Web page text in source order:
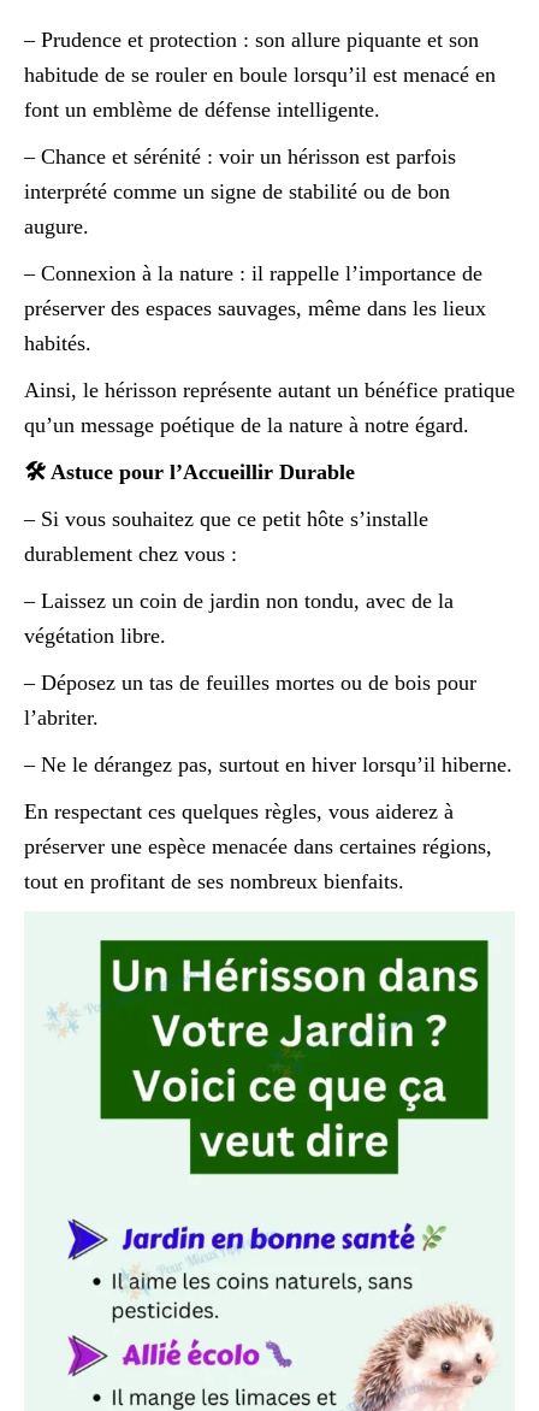
– Prudence et protection : son allure piquante et son
habitude de se rouler en boule lorsqu’il est menacé en
font un emblème de défense intelligente.
– Chance et sérénité : voir un hérisson est parfois
interprété comme un signe de stabilité ou de bon
augure.
– Connexion à la nature : il rappelle l’importance de
préserver des espaces sauvages, même dans les lieux
habités.
Ainsi, le hérisson représente autant un bénéfice pratique
qu’un message poétique de la nature à notre égard.
🛠️ Astuce pour l’Accueillir Durable
– Si vous souhaitez que ce petit hôte s’installe
durablement chez vous :
– Laissez un coin de jardin non tondu, avec de la
végétation libre.
– Déposez un tas de feuilles mortes ou de bois pour
l’abriter.
– Ne le dérangez pas, surtout en hiver lorsqu’il hiberne.
En respectant ces quelques règles, vous aiderez à
préserver une espèce menacée dans certaines régions,
tout en profitant de ses nombreux bienfaits.